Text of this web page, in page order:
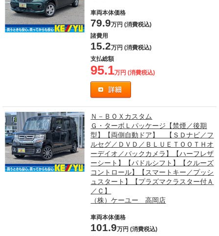
車両本体価格
79.9万円 (消費税込)
諸費用
15.2万円 (消費税込)
支払総額
95.1万円 (消費税込)
Ｎ－ＢＯＸカスタム
Ｇ・ターボＬパッケージ【禁煙／後期
型】【両側自動ドア】 【ＳＤナビ／フ
ルセグ／ＤＶＤ／ＢＬＵＥＴＯＯＴＨオ
ーデイオ／バックカメラ】【ハーフレザ
ーシート】【パドルシフト】【クルーズ
コントロール】【スマートキー／プッシ
ュスタート】【プラズマクラスター付Ａ
／Ｃ】
（株）ケーユー 高岡店
車両本体価格
101.9万円 (消費税込)